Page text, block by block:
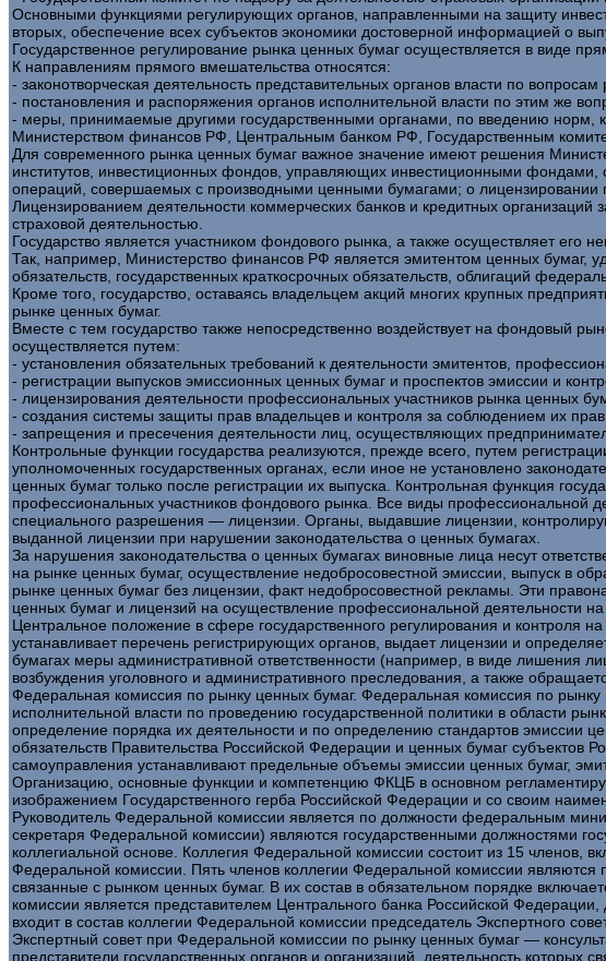
Основными функциями регулирующих органов, направленными на защиту
вторых, обеспечение всех субъектов экономики достоверной информацией о
Государственное регулирование рынка ценных бумаг осуществляется в виде
К направлениям прямого вмешательства относятся:
- законотворческая деятельность представительных органов власти по
- постановления и распоряжения органов исполнительной власти по этим же
- меры, принимаемые другими государственными органами, по введению
Министерством финансов РФ, Центральным банком РФ, Государственным
Для современного рынка ценных бумаг важное значение имеют решения
институтов, инвестиционных фондов, управляющих инвестиционными фондами,
операций, совершаемых с производными ценными бумагами; о лицензировании
Лицензированием деятельности коммерческих банков и кредитных
страховой деятельностью.
Государство является участником фондового рынка, а также осуществляет его
Так, например, Министерство финансов РФ является эмитентом ценных бумаг,
обязательств, государственных краткосрочных обязательств, облигаций
Кроме того, государство, оставаясь владельцем акций многих крупных
рынке ценных бумаг.
Вместе с тем государство также непосредственно воздействует на фондовый
осуществляется путем:
- установления обязательных требований к деятельности эмитентов,
- регистрации выпусков эмиссионных ценных бумаг и проспектов эмиссии и
- лицензирования деятельности профессиональных участников рынка ценных
- создания системы защиты прав владельцев и контроля за соблюдением их
- запрещения и пресечения деятельности лиц, осуществляющих
Контрольные функции государства реализуются, прежде всего, путем
уполномоченных государственных органах, если иное не установлено
ценных бумаг только после регистрации их выпуска. Контрольная функция
профессиональных участников фондового рынка. Все виды профессиональной
специального разрешения — лицензии. Органы, выдавшие лицензии,
выданной лицензии при нарушении законодательства о ценных бумагах.
За нарушения законодательства о ценных бумагах виновные лица несут
на рынке ценных бумаг, осуществление недобросовестной эмиссии, выпуск в
рынке ценных бумаг без лицензии, факт недобросовестной рекламы. Эти
ценных бумаг и лицензий на осуществление профессиональной деятельности
Центральное положение в сфере государственного регулирования и контроля
устанавливает перечень регистрирующих органов, выдает лицензии и
бумагах меры административной ответственности (например, в виде лишения
возбуждения уголовного и административного преследования, а также
Федеральная комиссия по рынку ценных бумаг. Федеральная комиссия по
исполнительной власти по проведению государственной политики в области
определение порядка их деятельности и по определению стандартов эмиссии
обязательств Правительства Российской Федерации и ценных бумаг субъектов
самоуправления устанавливают предельные объемы эмиссии ценных бумаг,
Организацию, основные функции и компетенцию ФКЦБ в основном
изображением Государственного герба Российской Федерации и со своим
Руководитель Федеральной комиссии является по должности федеральным
секретаря Федеральной комиссии) являются государственными должностями
коллегиальной основе. Коллегия Федеральной комиссии состоит из 15 членов,
Федеральной комиссии. Пять членов коллегии Федеральной комиссии
связанные с рынком ценных бумаг. В их состав в обязательном порядке
комиссии является представителем Центрального банка Российской
входит в состав коллегии Федеральной комиссии председатель Экспертного
Экспертный совет при Федеральной комиссии по рынку ценных бумаг —
представители государственных органов и организаций, деятельность